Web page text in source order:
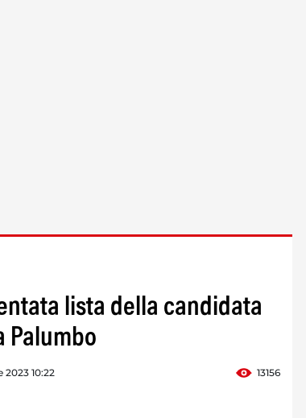
lista della candidata
Palumbo
2023 10:22 13156